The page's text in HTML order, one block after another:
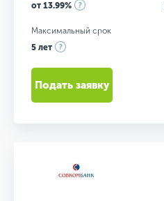
от 13.99%
Максимальный срок
5 лет
Подать заявку